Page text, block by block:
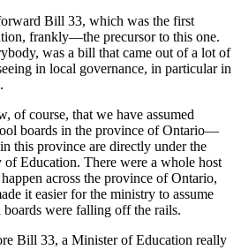
Bill 33, which was the first
frankly—the precursor to this one.
was a bill that came out of a lot of
in local governance, in particular in
of course, that we have assumed
boards in the province of Ontario—
this province are directly under the
Education. There were a whole host
across the province of Ontario,
it easier for the ministry to assume
were falling off the rails.
Bill 33, a Minister of Education really